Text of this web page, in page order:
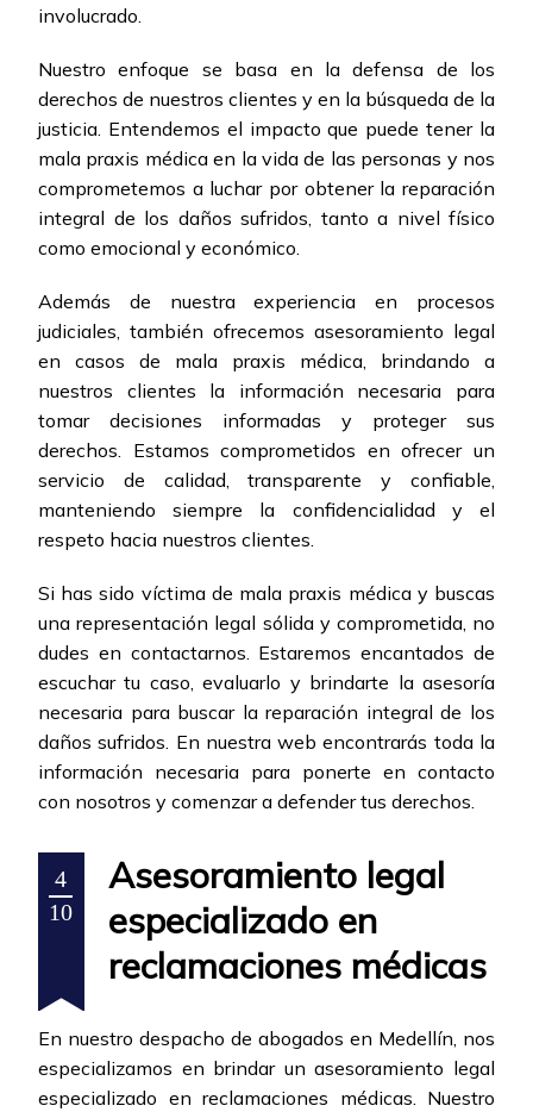
involucrado.
Nuestro enfoque se basa en la defensa de los
derechos de nuestros clientes y en la búsqueda de la
justicia. Entendemos el impacto que puede tener la
mala praxis médica en la vida de las personas y nos
comprometemos a luchar por obtener la reparación
integral de los daños sufridos, tanto a nivel físico
como emocional y económico.
Además de nuestra experiencia en procesos
judiciales, también ofrecemos asesoramiento legal
en casos de mala praxis médica, brindando a
nuestros clientes la información necesaria para
tomar decisiones informadas y proteger sus
derechos. Estamos comprometidos en ofrecer un
servicio de calidad, transparente y confiable,
manteniendo siempre la confidencialidad y el
respeto hacia nuestros clientes.
Si has sido víctima de mala praxis médica y buscas
una representación legal sólida y comprometida, no
dudes en contactarnos. Estaremos encantados de
escuchar tu caso, evaluarlo y brindarte la asesoría
necesaria para buscar la reparación integral de los
daños sufridos. En nuestra web encontrarás toda la
información necesaria para ponerte en contacto
con nosotros y comenzar a defender tus derechos.
4
10
Asesoramiento legal
especializado en
reclamaciones médicas
En nuestro despacho de abogados en Medellín, nos
especializamos en brindar un asesoramiento legal
especializado en reclamaciones médicas. Nuestro